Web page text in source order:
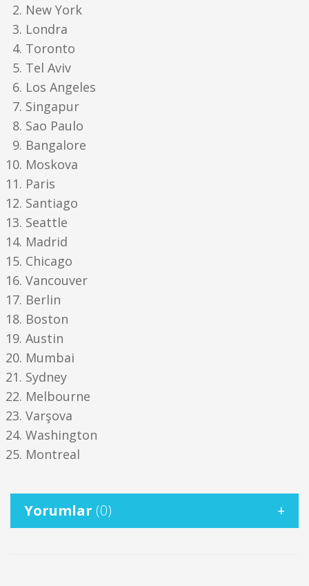
New York
Londra
Toronto
Tel Aviv
Los Angeles
Singapur
Sao Paulo
Bangalore
Moskova
Paris
Santiago
Seattle
Madrid
Chicago
Vancouver
Berlin
Boston
Austin
Mumbai
Sydney
Melbourne
Varşova
Washington
Montreal
Yorumlar (0)